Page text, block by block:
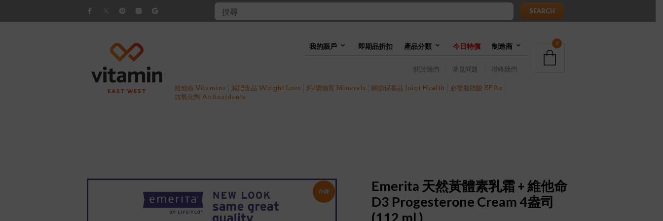
SEARCH
我的賬戶 即期品折扣 產品分類 今日特價 制造商
關於我們 常見問題 聯絡我們
0
維他命 Vitamins 減肥食品 Weight Loss 鈣/礦物質 Minerals 關節保養品 Joint Health
必需脂肪酸 EFAs
抗氧化劑 Antioxidants
特價!
Emerita 天然黃體素乳霜 + 維他命
D3 Progesterone Cream 4盎司
(112 ml )